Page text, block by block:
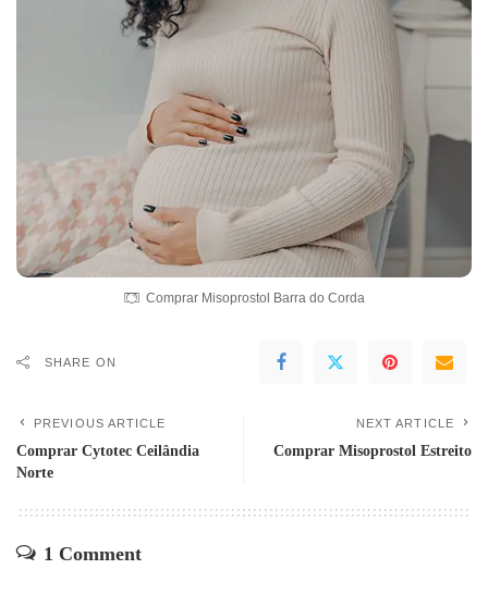
Comprar Misoprostol Barra do Corda
SHARE ON
PREVIOUS ARTICLE
Comprar Cytotec Ceilândia
Norte
NEXT ARTICLE
Comprar Misoprostol Estreito
1 Comment